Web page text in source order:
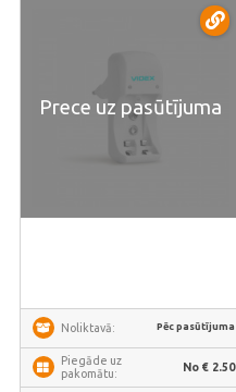
Prece uz pasūtījuma
Noliktavā: Pēc pasūtījuma
Piegāde uz
pakomātu:
No € 2.50